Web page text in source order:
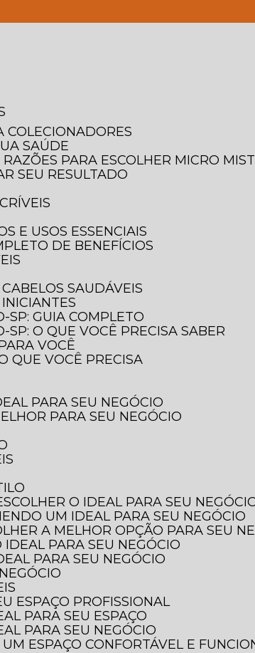
COLECIONADORES
SAÚDE
7 RAZÕES PARA ESCOLHER MICRO
SEU RESULTADO
E USOS ESSENCIAIS
DE BENEFÍCIOS
SAUDÁVEIS
SP: GUIA COMPLETO
SP: O QUE VOCÊ PRECISA SABER
VOCÊ
QUE VOCÊ PRECISA
PARA SEU NEGÓCIO
PARA SEU NEGÓCIO
O IDEAL PARA SEU
UM IDEAL PARA SEU NEGÓCIO
A MELHOR OPÇÃO PARA SEU
IDEAL PARA SEU NEGÓCIO
PARA SEU NEGÓCIO
ESPAÇO PROFISSIONAL
PARA SEU ESPAÇO
PARA SEU NEGÓCIO
ESPAÇO CONFORTÁVEL E